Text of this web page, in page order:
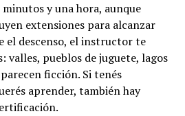
y una hora, aunque
extensiones para alcanzar
el descenso, el instructor te
valles, pueblos de juguete, lagos
ficción. Si tenés
aprender, también hay